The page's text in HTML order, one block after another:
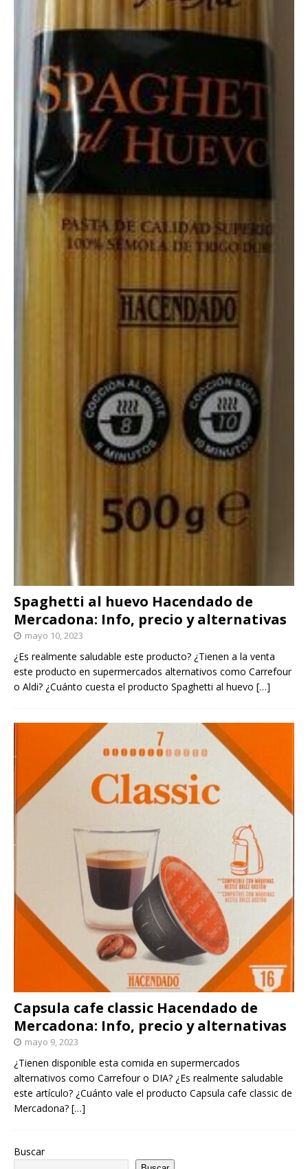
Spaghetti al huevo Hacendado de
Mercadona: Info, precio y alternativas
mayo 10, 2023
¿Es realmente saludable este producto? ¿Tienen a la venta
este producto en supermercados alternativos como Carrefour
o Aldi? ¿Cuánto cuesta el producto Spaghetti al huevo […]
Capsula cafe classic Hacendado de
Mercadona: Info, precio y alternativas
mayo 9, 2023
¿Tienen disponible esta comida en supermercados
alternativos como Carrefour o DIA? ¿Es realmente saludable
este artículo? ¿Cuánto vale el producto Capsula cafe classic de
Mercadona? […]
Buscar